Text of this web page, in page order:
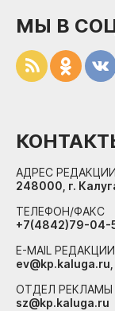
МЫ В
АДРЕС РЕДАКЦИИ
248000, г.
ТЕЛЕФОН/ФАКС
+7(4842)79-04-
E-MAIL РЕДАКЦИИ
ОТДЕЛ РЕКЛАМЫ
sz@kp.kaluga.ru